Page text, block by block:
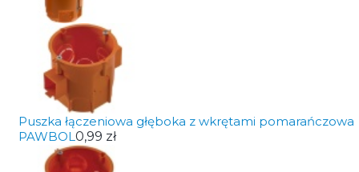
Puszka łączeniowa głęboka z wkrętami pomarańczowa
PAWBOL 0,99 zł